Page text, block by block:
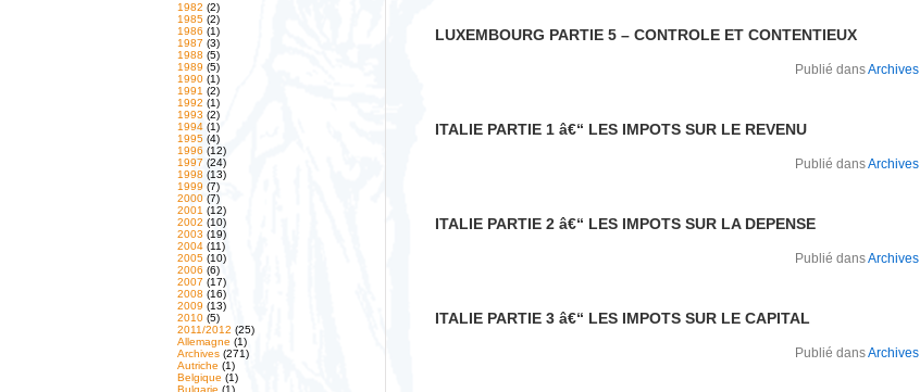
1982 (2)
1985 (2)
1986 (1)
1987 (3)
1988 (5)
1989 (5)
1990 (1)
1991 (2)
1992 (1)
1993 (2)
1994 (1)
1995 (4)
1996 (12)
1997 (24)
1998 (13)
1999 (7)
2000 (7)
2001 (12)
2002 (10)
2003 (19)
2004 (11)
2005 (10)
2006 (6)
2007 (17)
2008 (16)
2009 (13)
2010 (5)
2011/2012 (25)
Allemagne (1)
Archives (271)
Autriche (1)
Belgique (1)
Bulgarie (1)
LUXEMBOURG PARTIE 5 – CONTROLE ET CONTENTIEUX
Publié dansArchives
ITALIE PARTIE 1 â€“ LES IMPOTS SUR LE REVENU
Publié dansArchives
ITALIE PARTIE 2 â€“ LES IMPOTS SUR LA DEPENSE
Publié dansArchives
ITALIE PARTIE 3 â€“ LES IMPOTS SUR LE CAPITAL
Publié dansArchives